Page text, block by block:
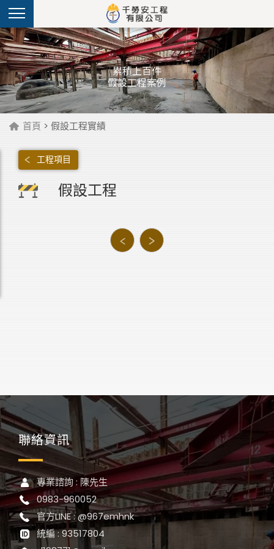
累積上百件
假設工程案例
首頁 > 假設工程實績
工程項目
假設工程
聯絡資訊
專業諮詢 : 陳先生
0983-960052
官方LINE : @967emhnk
統編 : 93517804